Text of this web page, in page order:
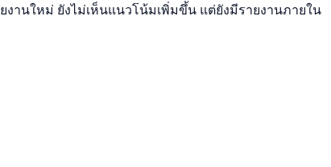
านใหม่ ยังไม่เห็นแนวโน้มเพิ่มขึ้น แต่ยังมีรายงานภายใน